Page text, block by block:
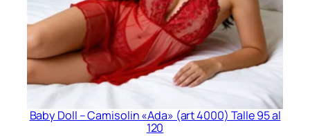
Baby Doll – Camisolin «Ada» (art 4000) Talle 95 al
120